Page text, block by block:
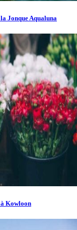
Jonque Aqualuna
Kowloon